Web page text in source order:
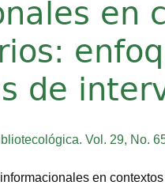
en
de
Vol. 29, No.
en